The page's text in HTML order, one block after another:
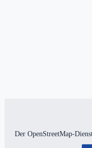
Der OpenStreetMap-